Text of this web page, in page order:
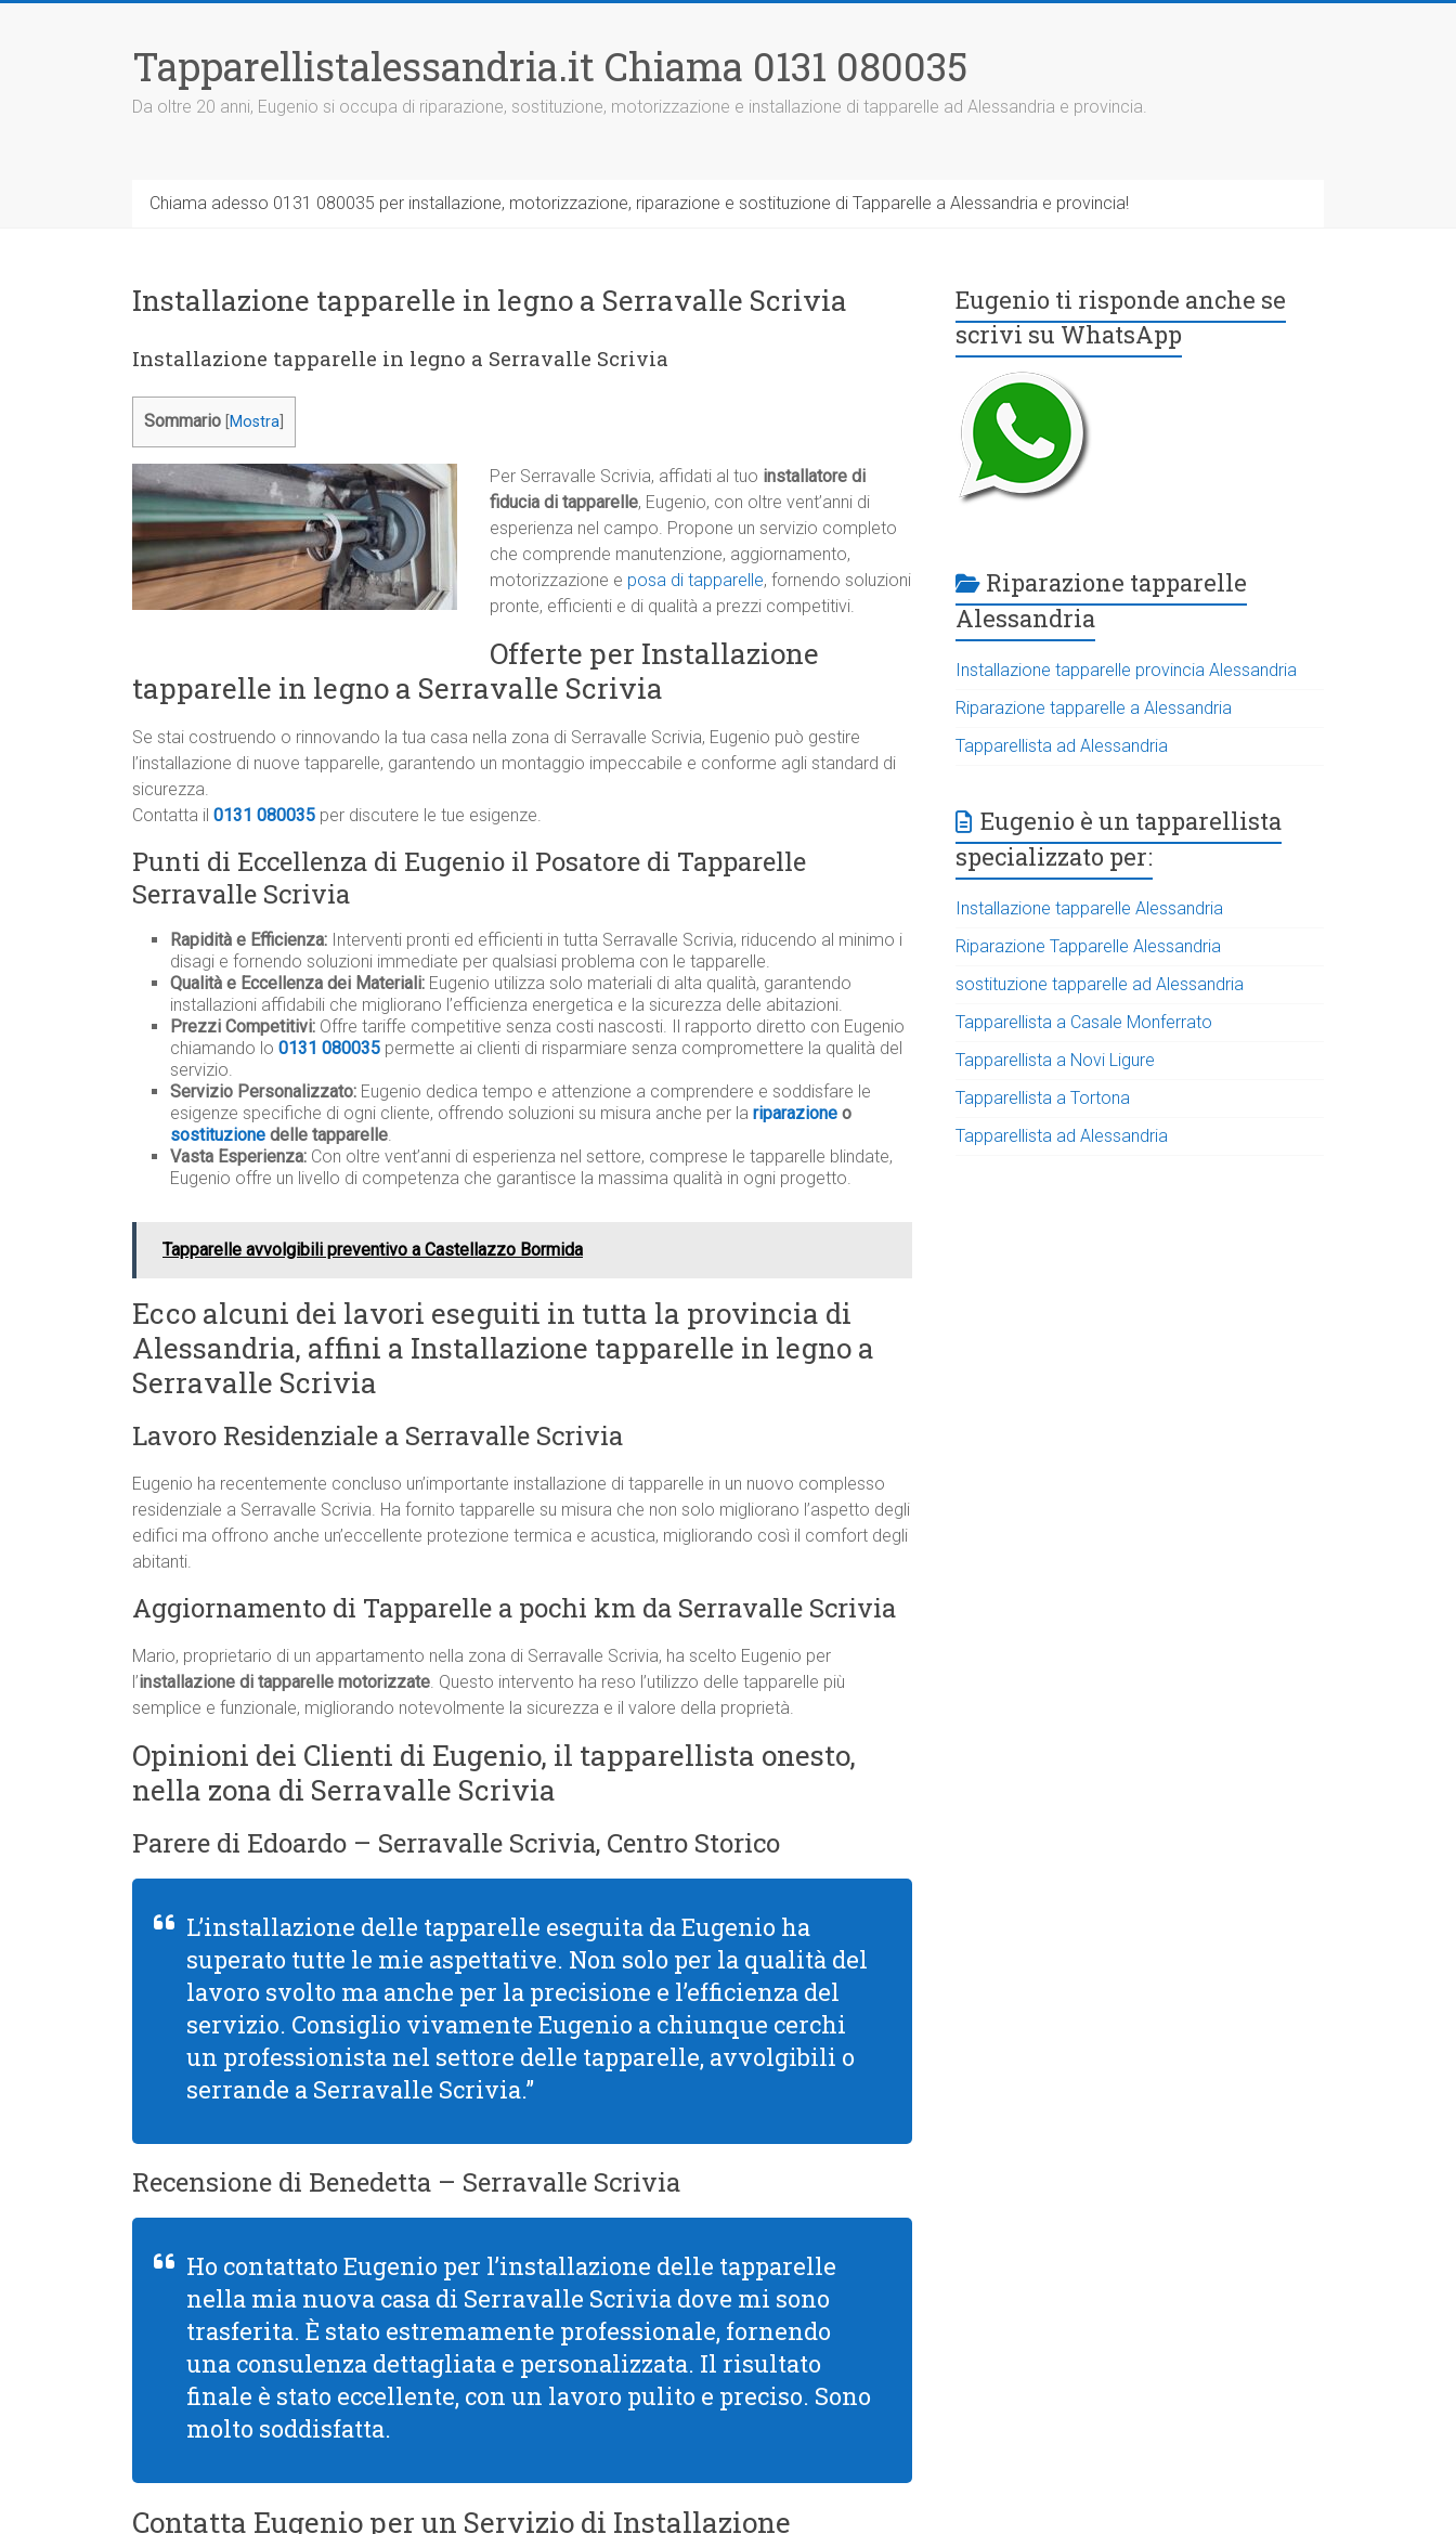
Tapparellistalessandria.it Chiama 0131 080035
Da oltre 20 anni, Eugenio si occupa di riparazione, sostituzione, motorizzazione e installazione di tapparelle ad Alessandria e provincia.
Chiama adesso 0131 080035 per installazione, motorizzazione, riparazione e sostituzione di Tapparelle a Alessandria e provincia!
Installazione tapparelle in legno a Serravalle Scrivia
Installazione tapparelle in legno a Serravalle Scrivia
Sommario Mostra
Per Serravalle Scrivia, affidati al tuo installatore di
fiducia di tapparelle, Eugenio, con oltre vent’anni di
esperienza nel campo. Propone un servizio completo
che comprende manutenzione, aggiornamento,
motorizzazione e posa di tapparelle, fornendo soluzioni
pronte, efficienti e di qualità a prezzi competitivi.
Offerte per Installazione
tapparelle in legno a Serravalle Scrivia
Se stai costruendo o rinnovando la tua casa nella zona di Serravalle Scrivia, Eugenio può gestire
l’installazione di nuove tapparelle, garantendo un montaggio impeccabile e conforme agli standard di
sicurezza.
Contatta il 0131 080035 per discutere le tue esigenze.
Punti di Eccellenza di Eugenio il Posatore di Tapparelle
Serravalle Scrivia
Rapidità e Efficienza: Interventi pronti ed efficienti in tutta Serravalle Scrivia, riducendo al minimo i
disagi e fornendo soluzioni immediate per qualsiasi problema con le tapparelle.
Qualità e Eccellenza dei Materiali: Eugenio utilizza solo materiali di alta qualità, garantendo
installazioni affidabili che migliorano l’efficienza energetica e la sicurezza delle abitazioni.
Prezzi Competitivi: Offre tariffe competitive senza costi nascosti. Il rapporto diretto con Eugenio
chiamando lo 0131 080035 permette ai clienti di risparmiare senza compromettere la qualità del
servizio.
Servizio Personalizzato: Eugenio dedica tempo e attenzione a comprendere e soddisfare le
esigenze specifiche di ogni cliente, offrendo soluzioni su misura anche per la riparazione o
sostituzione delle tapparelle.
Vasta Esperienza: Con oltre vent’anni di esperienza nel settore, comprese le tapparelle blindate,
Eugenio offre un livello di competenza che garantisce la massima qualità in ogni progetto.
Tapparelle avvolgibili preventivo a Castellazzo Bormida
Ecco alcuni dei lavori eseguiti in tutta la provincia di
Alessandria, affini a Installazione tapparelle in legno a
Serravalle Scrivia
Lavoro Residenziale a Serravalle Scrivia
Eugenio ha recentemente concluso un’importante installazione di tapparelle in un nuovo complesso
residenziale a Serravalle Scrivia. Ha fornito tapparelle su misura che non solo migliorano l’aspetto degli
edifici ma offrono anche un’eccellente protezione termica e acustica, migliorando così il comfort degli
abitanti.
Aggiornamento di Tapparelle a pochi km da Serravalle Scrivia
Mario, proprietario di un appartamento nella zona di Serravalle Scrivia, ha scelto Eugenio per
l’installazione di tapparelle motorizzate. Questo intervento ha reso l’utilizzo delle tapparelle più
semplice e funzionale, migliorando notevolmente la sicurezza e il valore della proprietà.
Opinioni dei Clienti di Eugenio, il tapparellista onesto,
nella zona di Serravalle Scrivia
Parere di Edoardo – Serravalle Scrivia, Centro Storico
L’installazione delle tapparelle eseguita da Eugenio ha
superato tutte le mie aspettative. Non solo per la qualità del
lavoro svolto ma anche per la precisione e l’efficienza del
servizio. Consiglio vivamente Eugenio a chiunque cerchi
un professionista nel settore delle tapparelle, avvolgibili o
serrande a Serravalle Scrivia.”
Recensione di Benedetta – Serravalle Scrivia
Ho contattato Eugenio per l’installazione delle tapparelle
nella mia nuova casa di Serravalle Scrivia dove mi sono
trasferita. È stato estremamente professionale, fornendo
una consulenza dettagliata e personalizzata. Il risultato
finale è stato eccellente, con un lavoro pulito e preciso. Sono
molto soddisfatta.
Contatta Eugenio per un Servizio di Installazione
Eugenio ti risponde anche se
scrivi su WhatsApp
Riparazione tapparelle
Alessandria
Installazione tapparelle provincia Alessandria
Riparazione tapparelle a Alessandria
Tapparellista ad Alessandria
Eugenio è un tapparellista
specializzato per:
Installazione tapparelle Alessandria
Riparazione Tapparelle Alessandria
sostituzione tapparelle ad Alessandria
Tapparellista a Casale Monferrato
Tapparellista a Novi Ligure
Tapparellista a Tortona
Tapparellista ad Alessandria